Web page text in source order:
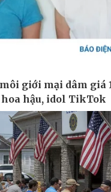
Thị trường
Giá vàng
Tiêu dùng
Tỷ giá
Chứng khoán
Giá cà phê